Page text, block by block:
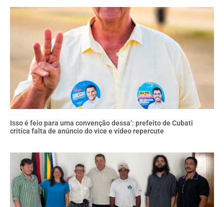
Isso é feio para uma convenção dessa’: prefeito de Cubati
critica falta de anúncio do vice e vídeo repercute